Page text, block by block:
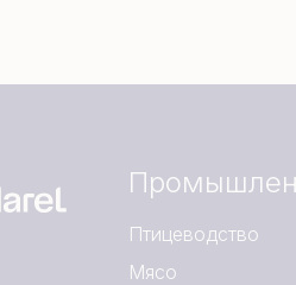
Птицеводство
Мясо